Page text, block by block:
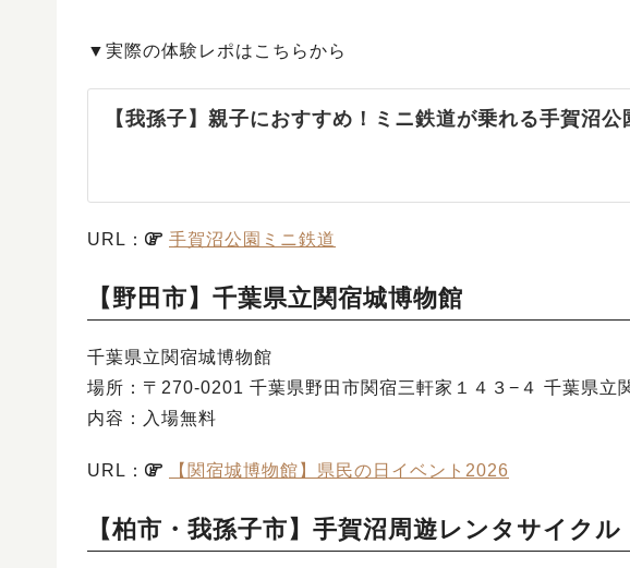
▼実際の体験レポはこちらから
【我孫子】親子におすすめ！ミニ鉄道が乗れる手賀沼公
URL： 手賀沼公園ミニ鉄道
【野田市】千葉県立関宿城博物館
千葉県立関宿城博物館
場所：〒270-0201 千葉県野田市関宿三軒家１４３−４ 千葉県立
内容：入場無料
URL： 【関宿城博物館】県民の日イベント2026
【柏市・我孫子市】手賀沼周遊レンタサイクル